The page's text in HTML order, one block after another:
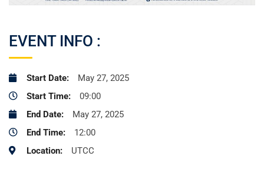
EVENT INFO :
Start Date:
May 27, 2025
Start Time:
09:00
End Date:
May 27, 2025
End Time:
12:00
Location:
UTCC